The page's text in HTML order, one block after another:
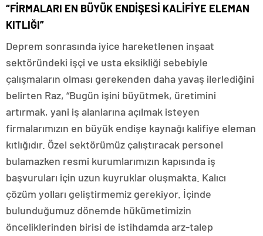
“FİRMALARI EN BÜYÜK ENDİŞESİ KALİFİYE ELEMAN
KITLIĞI”
Deprem sonrasında iyice hareketlenen inşaat
sektöründeki işçi ve usta eksikliği sebebiyle
çalışmaların olması gerekenden daha yavaş ilerlediğini
belirten Raz, “Bugün işini büyütmek, üretimini
artırmak, yani iş alanlarına açılmak isteyen
firmalarımızın en büyük endişe kaynağı kalifiye eleman
kıtlığıdır. Özel sektörümüz çalıştıracak personel
bulamazken resmi kurumlarımızın kapısında iş
başvuruları için uzun kuyruklar oluşmakta. Kalıcı
çözüm yolları geliştirmemiz gerekiyor. İçinde
bulunduğumuz dönemde hükümetimizin
önceliklerinden birisi de istihdamda arz-talep